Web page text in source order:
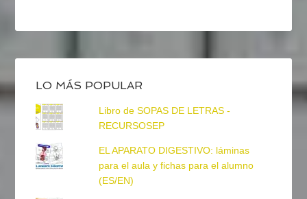
LO MÁS POPULAR
Libro de SOPAS DE LETRAS -
RECURSOSEP
EL APARATO DIGESTIVO: láminas
para el aula y fichas para el alumno
(ES/EN)